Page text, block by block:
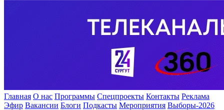
Главная О нас Программы Спецпроекты Контакты Реклама
Эфир Вакансии Блоги Подкасты Мероприятия Выборы-2026